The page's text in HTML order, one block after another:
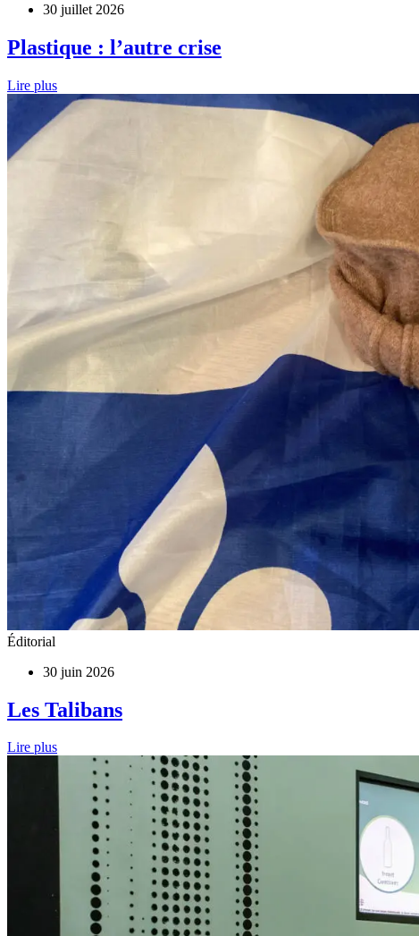
30 juillet 2026
Plastique : l’autre crise
Lire plus
Éditorial
30 juin 2026
Les Talibans
Lire plus